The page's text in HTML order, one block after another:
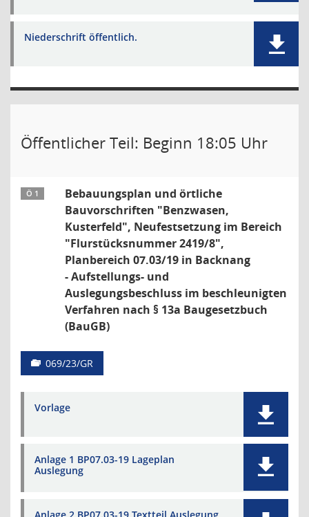
Niederschrift öffentlich.
Öffentlicher Teil: Beginn 18:05 Uhr
Ö 1
Bebauungsplan und örtliche
Bauvorschriften "Benzwasen,
Kusterfeld", Neufestsetzung im Bereich
"Flurstücksnummer 2419/8",
Planbereich 07.03/19 in Backnang
- Aufstellungs- und
Auslegungsbeschluss im beschleunigten
Verfahren nach § 13a Baugesetzbuch
(BauGB)
069/23/GR
Vorlage
Anlage 1 BP07.03-19 Lageplan
Auslegung